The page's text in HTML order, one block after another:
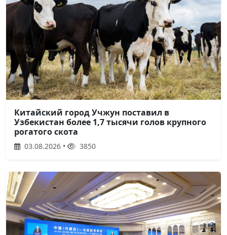
Китайский город Учжун поставил в
Узбекистан более 1,7 тысячи голов крупного
рогатого скота
03.08.2026 • 3850